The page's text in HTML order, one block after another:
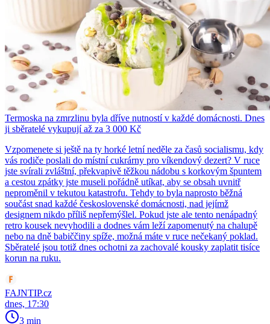
Termoska na zmrzlinu byla dříve nutností v každé domácnosti. Dnes
ji sběratelé vykupují až za 3 000 Kč
Vzpomenete si ještě na ty horké letní neděle za časů socialismu, kdy
vás rodiče poslali do místní cukrárny pro víkendový dezert? V ruce
jste svírali zvláštní, překvapivě těžkou nádobu s korkovým špuntem
a cestou zpátky jste museli pořádně utíkat, aby se obsah uvnitř
neproměnil v tekutou katastrofu. Tehdy to byla naprosto běžná
součást snad každé československé domácnosti, nad jejímž
designem nikdo příliš nepřemýšlel. Pokud jste ale tento nenápadný
retro kousek nevyhodili a dodnes vám leží zapomenutý na chalupě
nebo na dně babiččiny spíže, možná máte v ruce nečekaný poklad.
Sběratelé jsou totiž dnes ochotni za zachovalé kousky zaplatit tisíce
korun na ruku.
FAJNTIP.cz
dnes, 17:30
3 min